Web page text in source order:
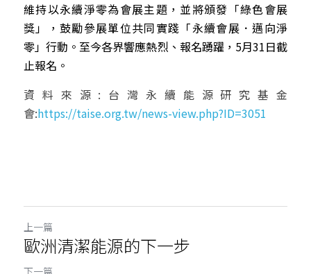
維持以永續淨零為會展主題，並將頒發「綠色會展
獎」，鼓勵參展單位共同實踐「永續會展．邁向淨
零」行動。至今各界響應熱烈、報名踴躍，5月31日截
止報名。
資料來源:台灣永續能源研究基金
會:https://taise.org.tw/news-view.php?ID=3051
上一篇
歐洲清潔能源的下一步
下一篇